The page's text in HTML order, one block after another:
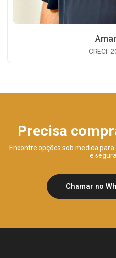
CRECI:
Precisa
Encontre opções sob medida
e
Chamar no